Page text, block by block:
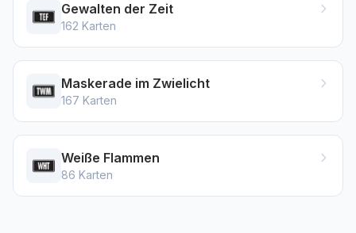
Gewalten der Zeit
162 Karten
Maskerade im Zwielicht
167 Karten
Weiße Flammen
86 Karten